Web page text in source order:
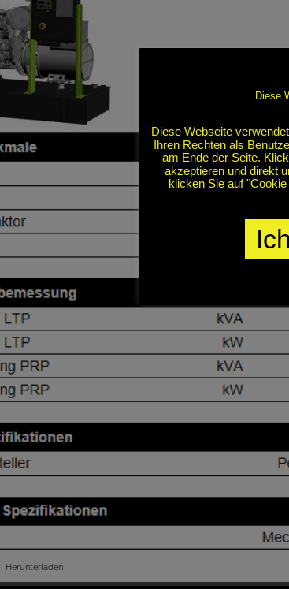
Herunterladen
Diese
Diese Webseite
Ihren Rechten als
am Ende der Seite.
akzeptieren und direkt
klicken Sie auf